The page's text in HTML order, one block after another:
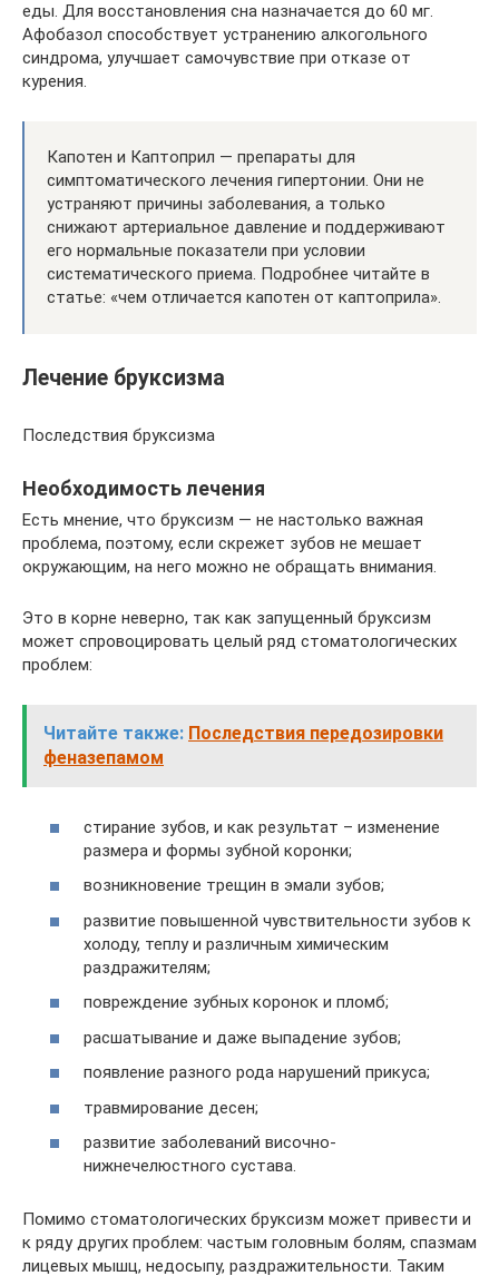
еды. Для восстановления сна назначается до 60 мг.
Афобазол способствует устранению алкогольного
синдрома, улучшает самочувствие при отказе от
курения.
Капотен и Каптоприл — препараты для
симптоматического лечения гипертонии. Они не
устраняют причины заболевания, а только
снижают артериальное давление и поддерживают
его нормальные показатели при условии
систематического приема. Подробнее читайте в
статье: «чем отличается капотен от каптоприла».
Лечение бруксизма
Последствия бруксизма
Необходимость лечения
Есть мнение, что бруксизм — не настолько важная
проблема, поэтому, если скрежет зубов не мешает
окружающим, на него можно не обращать внимания.
Это в корне неверно, так как запущенный бруксизм
может спровоцировать целый ряд стоматологических
проблем:
Читайте также: Последствия передозировки
феназепамом
стирание зубов, и как результат – изменение
размера и формы зубной коронки;
возникновение трещин в эмали зубов;
развитие повышенной чувствительности зубов к
холоду, теплу и различным химическим
раздражителям;
повреждение зубных коронок и пломб;
расшатывание и даже выпадение зубов;
появление разного рода нарушений прикуса;
травмирование десен;
развитие заболеваний височно-
нижнечелюстного сустава.
Помимо стоматологических бруксизм может привести и
к ряду других проблем: частым головным болям, спазмам
лицевых мышц, недосыпу, раздражительности. Таким